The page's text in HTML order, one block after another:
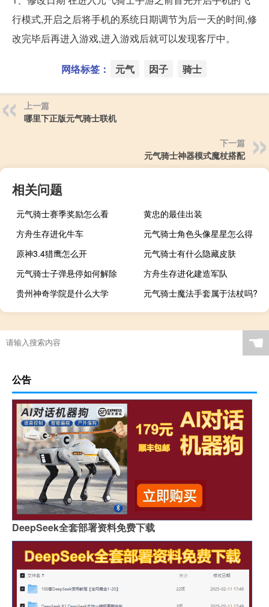
行模式,开启之后将手机的系统日期调节为后一天的时间,修
改完毕后再进入游戏,进入游戏后就可以发现客厅中。
网络标签： 元气 因子 骑士
上一篇
哪里下正版元气骑士联机
下一篇
元气骑士神器模式魔杖搭配
相关问题
元气骑士赛季奖励怎么看
黄忠的最佳出装
方舟生存进化牛车
元气骑士角色头像星星怎么得
原神3.4猎鹰怎么开
元气骑士有什么隐藏皮肤
元气骑士子弹悬停如何解除
方舟生存进化建造军队
贵州神奇学院是什么大学
元气骑士魔法手套属于法杖吗?
☚
公告
DeepSeek全套部署资料免费下载